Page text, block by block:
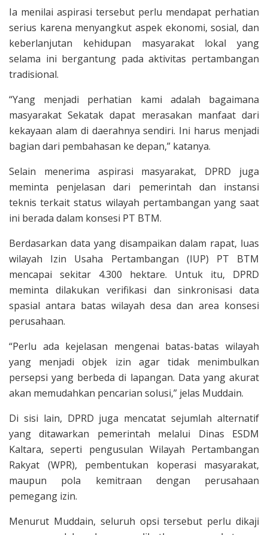
Ia menilai aspirasi tersebut perlu mendapat perhatian
serius karena menyangkut aspek ekonomi, sosial, dan
keberlanjutan kehidupan masyarakat lokal yang
selama ini bergantung pada aktivitas pertambangan
tradisional.
“Yang menjadi perhatian kami adalah bagaimana
masyarakat Sekatak dapat merasakan manfaat dari
kekayaan alam di daerahnya sendiri. Ini harus menjadi
bagian dari pembahasan ke depan,” katanya.
Selain menerima aspirasi masyarakat, DPRD juga
meminta penjelasan dari pemerintah dan instansi
teknis terkait status wilayah pertambangan yang saat
ini berada dalam konsesi PT BTM.
Berdasarkan data yang disampaikan dalam rapat, luas
wilayah Izin Usaha Pertambangan (IUP) PT BTM
mencapai sekitar 4.300 hektare. Untuk itu, DPRD
meminta dilakukan verifikasi dan sinkronisasi data
spasial antara batas wilayah desa dan area konsesi
perusahaan.
“Perlu ada kejelasan mengenai batas-batas wilayah
yang menjadi objek izin agar tidak menimbulkan
persepsi yang berbeda di lapangan. Data yang akurat
akan memudahkan pencarian solusi,” jelas Muddain.
Di sisi lain, DPRD juga mencatat sejumlah alternatif
yang ditawarkan pemerintah melalui Dinas ESDM
Kaltara, seperti pengusulan Wilayah Pertambangan
Rakyat (WPR), pembentukan koperasi masyarakat,
maupun pola kemitraan dengan perusahaan
pemegang izin.
Menurut Muddain, seluruh opsi tersebut perlu dikaji